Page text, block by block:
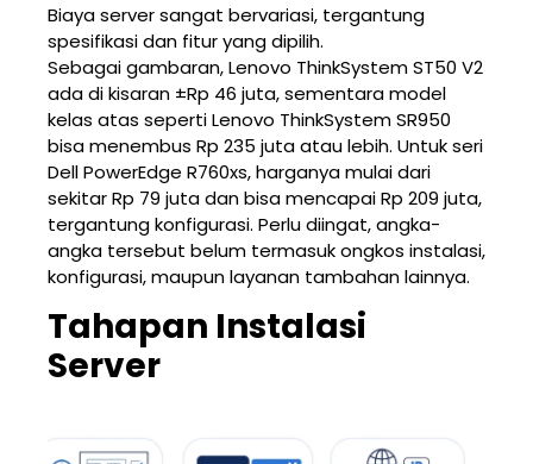
Biaya server sangat bervariasi, tergantung
spesifikasi dan fitur yang dipilih.
Sebagai gambaran, Lenovo ThinkSystem ST50 V2
ada di kisaran ±Rp 46 juta, sementara model
kelas atas seperti Lenovo ThinkSystem SR950
bisa menembus Rp 235 juta atau lebih. Untuk seri
Dell PowerEdge R760xs, harganya mulai dari
sekitar Rp 79 juta dan bisa mencapai Rp 209 juta,
tergantung konfigurasi. Perlu diingat, angka-
angka tersebut belum termasuk ongkos instalasi,
konfigurasi, maupun layanan tambahan lainnya.
Tahapan Instalasi
Server